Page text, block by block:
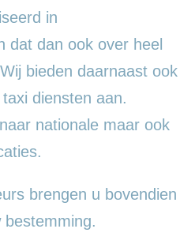
in
dat dan ook over heel
bieden daarnaast ook
diensten aan.
nationale maar ook
brengen u bovendien